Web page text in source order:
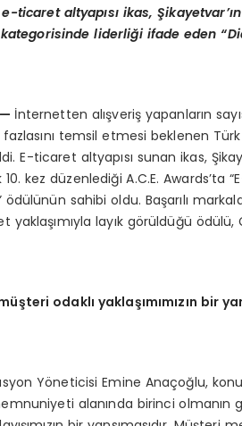
e-ticaret altyapısı ikas,Şikayetvar’ı
kategorisinde liderliği ifade eden “
— İnternetten alışveriş yapanların
fazlasını temsil etmesi beklenen
E-ticaret altyapısı sunan ikas,
kez düzenlediği A.C.E. Awards’ta
ödülünün sahibi oldu. Başarılı
yaklaşımıyla layık görüldüğü ödülü,
üşteri odaklı yaklaşımımızın bir
Yöneticisi Emine Anaçoğlu,
alanında birinci olmanın